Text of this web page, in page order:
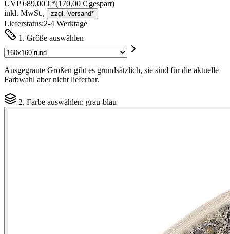
UVP 689,00 €*(170,00 € gespart)
inkl. MwSt.,
zzgl. Versand*
Lieferstatus:2-4 Werktage
1. Größe auswählen
Ausgegraute Größen gibt es grundsätzlich, sie sind für die aktuelle
Farbwahl aber nicht lieferbar.
2. Farbe auswählen: grau-blau